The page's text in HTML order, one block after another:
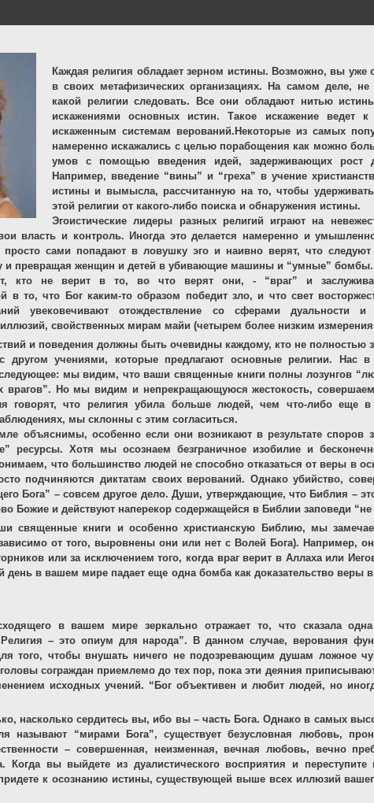
Каждая религия обладает зерном истины. Возможно, вы уже
в своих метафизических организациях. На самом деле, не
какой религии следовать. Все они обладают нитью
искажениями основных истин. Такое искажение ведет к
искаженным системам верований.Некоторые из самых
намеренно искажались с целью порабощения как можно
умов с помощью введения идей, задерживающих рост
Например, введение “вины” и “греха” в учение
истины и вымысла, рассчитанную на то, чтобы удерживать
этой религии от какого-либо поиска и обнаружения истины.
Эгоистические лидеры разных религий играют на
власть и контроль. Иногда это делается намеренно и
сами попадают в ловушку эго и наивно верят, что
и превращая женщин и детей в убивающие машины и “умные” бомбы.
кто не верит в то, во что верят они, - “враг” и
в то, что Бог каким-то образом победит зло, и что свет
увековечивают отождествление со сферами дуальности
свойственных мирам майи (четырем более низким
и поведения должны быть очевидны каждому, кто не полностью
другом учениями, которые предлагают основные религии. Нас
мы видим, что ваши священные книги полны лозунгов
врагов”. Но мы видим и непрекращающуюся жестокость,
говорят, что религия убила больше людей, чем что-либо еще
мы склонны с этим согласиться.
объяснимы, особенно если они возникают в результате споров
ресурсы. Хотя мы осознаем безграничное изобилие и
что большинство людей не способно отказаться от веры в
подчиняются диктатам своих верований. Однако убийство,
Бога” – совсем другое дело. Души, утверждающие, что Библия –
Божие и действуют наперекор содержащейся в Библии заповеди “не
священные книги и особенно христианскую Библию, мы
от того, выровнены они или нет с Волей Бога). Например,
или за исключением того, когда враг верит в Аллаха или
день в вашем мире падает еще одна бомба как доказательство веры
в вашем мире зеркально отражает то, что сказала
– это опиум для народа”. В данном случае, верования
того, чтобы внушать ничего не подозревающим душам ложное
сограждан приемлемо до тех пор, пока эти деяния
исходных учений. “Бог объективен и любит людей, но
насколько сердитесь вы, ибо вы – часть Бога. Однако в самых
называют “мирами Бога”, существует безусловная любовь,
– совершенная, неизменная, вечная любовь, вечно
Когда вы выйдете из дуалистического восприятия и
к осознанию истины, существующей выше всех иллюзий